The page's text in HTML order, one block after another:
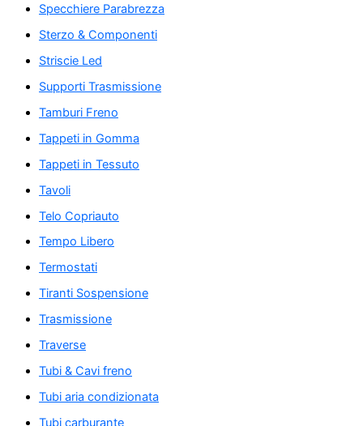
Specchiere Parabrezza
Sterzo & Componenti
Striscie Led
Supporti Trasmissione
Tamburi Freno
Tappeti in Gomma
Tappeti in Tessuto
Tavoli
Telo Copriauto
Tempo Libero
Termostati
Tiranti Sospensione
Trasmissione
Traverse
Tubi & Cavi freno
Tubi aria condizionata
Tubi carburante